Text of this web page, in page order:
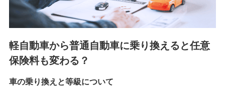
SBIリスタ少額短期保険会社
(https://www.jishin.co.jp/)
スマートプラス少額短期保険株式会社
チューリッヒ少額短期保険株式会社
(https://www.zurichssi.co.jp/)
(https://www.tokiomarine-x.co.jp/)
軽自動車から普通自動車に乗り換えると任意
保険料も変わる？
車の乗り換えと等級について